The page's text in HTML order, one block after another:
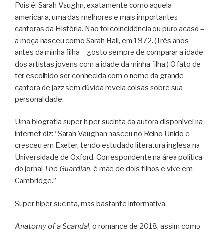
Pois é: Sarah Vaughn, exatamente como aquela
americana, uma das melhores e mais importantes
cantoras da História. Não foi coincidência ou puro acaso –
a moça nasceu como Sarah Hall, em 1972. (Três anos
antes da minha filha – gosto sempre de comparar a idade
dos artistas jovens com a idade da minha filha.) O fato de
ter escolhido ser conhecida com o nome da grande
cantora de jazz sem dúvida revela coisas sobre sua
personalidade.
Uma biografia super hiper sucinta da autora disponível na
internet diz: “Sarah Vaughan nasceu no Reino Unido e
cresceu em Exeter, tendo estudado literatura inglesa na
Universidade de Oxford. Correspondente na área política
do jornal The Guardian, é mãe de dois filhos e vive em
Cambridge.”
Super hiper sucinta, mas bastante informativa.
Anatomy of a Scandal, o romance de 2018, assim como